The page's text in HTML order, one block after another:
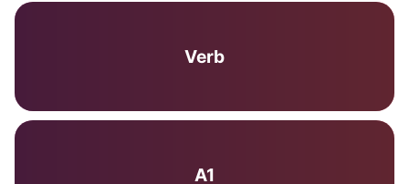
Verb
A1